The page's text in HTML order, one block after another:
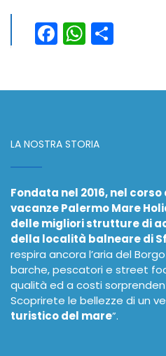
Facebook
LA NOSTRA STORIA
Fondata nel 2016, nel
vacanze Palermo Mare
delle migliori strutture di
della località balneare di
respira ancora l’aria del
barche, pescatori e street
qualità ed a costi
Scoprirete le bellezze di un
turistico del mare”.